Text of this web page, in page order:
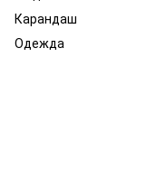
Карандаш
Одежда